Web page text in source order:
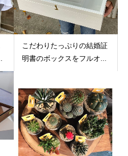
こだわりたっぷりの結婚証
明書のボックスをフルオ...